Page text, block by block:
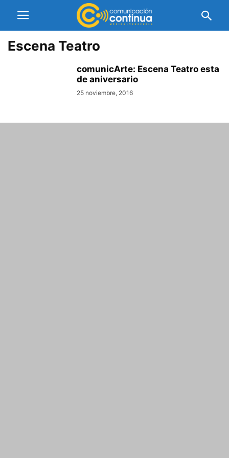
Escena Teatro
comunicArte: Escena Teatro esta
de aniversario
25 noviembre, 2016